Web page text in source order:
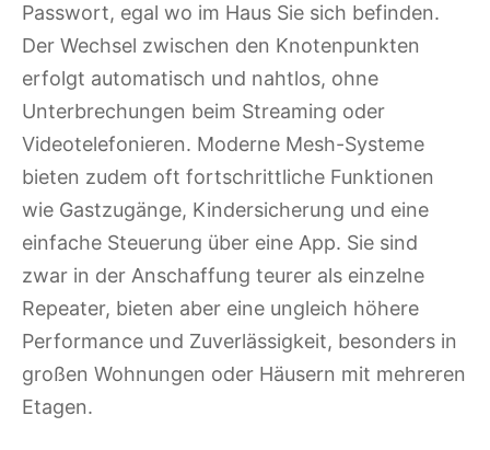
Passwort, egal wo im Haus Sie sich befinden.
Der Wechsel zwischen den Knotenpunkten
erfolgt automatisch und nahtlos, ohne
Unterbrechungen beim Streaming oder
Videotelefonieren. Moderne Mesh-Systeme
bieten zudem oft fortschrittliche Funktionen
wie Gastzugänge, Kindersicherung und eine
einfache Steuerung über eine App. Sie sind
zwar in der Anschaffung teurer als einzelne
Repeater, bieten aber eine ungleich höhere
Performance und Zuverlässigkeit, besonders in
großen Wohnungen oder Häusern mit mehreren
Etagen.